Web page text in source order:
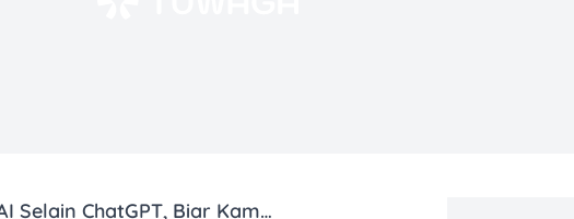
10 Rekomendasi AI Selain ChatGPT, Biar Kamu Makin Canggih!